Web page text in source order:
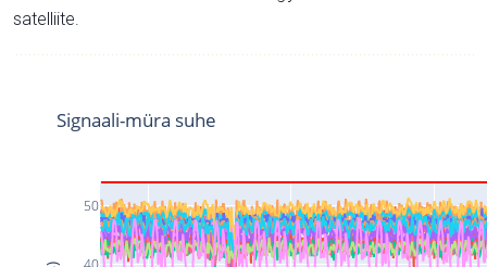
satelliite.
50
Signaali-müra suhe